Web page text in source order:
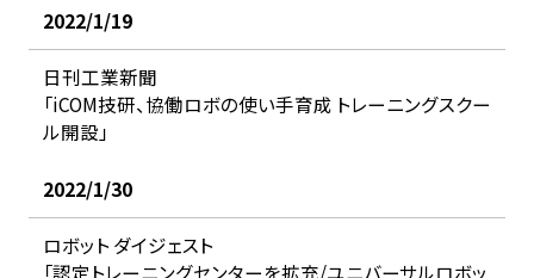
2022/1/19
日刊工業新聞
「iCOM技研、協働ロボの使い手育成 トレーニングスクー
ル開設」
2022/1/30
ロボット ダイジェスト
「認定トレーニングセンターを拡充/ユニバーサルロボッ